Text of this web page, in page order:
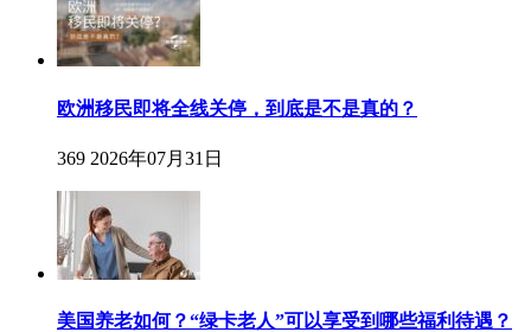
欧洲移民即将全线关停，到底是不是真的？
369 2026年07月31日
美国养老如何？“绿卡老人”可以享受到哪些福利待遇？